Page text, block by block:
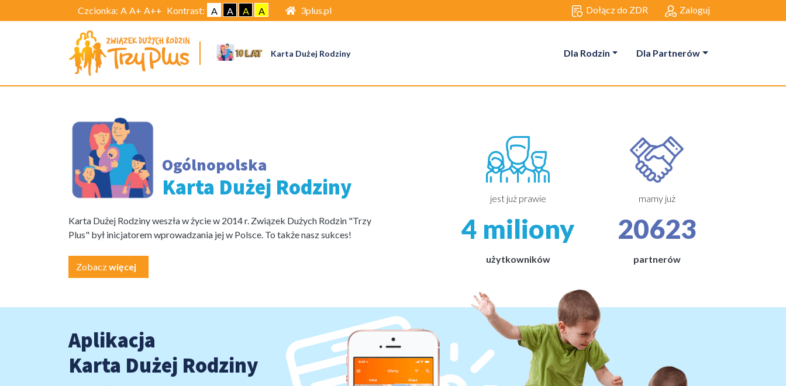
Czcionka: A A+ A++ Kontrast: A A A A 3plus.pl Dołącz do ZDR Zaloguj
Karta Dużej Rodziny Dla Rodzin Dla Partnerów
Ogólnopolska
Karta Dużej Rodziny
Karta Dużej Rodziny weszła w życie w 2014 r. Związek Dużych Rodzin "Trzy
Plus" był inicjatorem wprowadzania jej w Polsce. To także nasz sukces!
Zobaczwięcej
jest już prawie
4 miliony
użytkowników
mamy już
20623
partnerów
Aplikacja
Karta Dużej Rodziny